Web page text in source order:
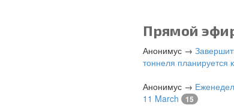
Прямой
Анонимус →
тоннеля планируется
Анонимус →
11 March
15